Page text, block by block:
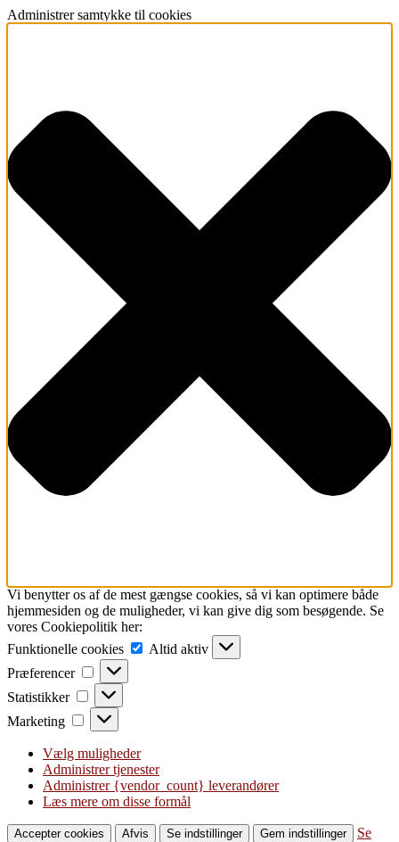
Administrer samtykke til cookies
Vi benytter os af de mest gængse cookies, så vi kan optimere både
hjemmesiden og de muligheder, vi kan give dig som besøgende. Se
vores Cookiepolitik her:
Funktionelle cookies
Funktionelle
cookies
Altid aktiv
Præferencer
Præferencer
Statistikker Statistikker
Marketing Marketing
Vælg muligheder
Administrer tjenester
Administrer {vendor_count} leverandører
Læs mere om disse formål
Accepter cookies Afvis Se indstillinger Gem indstillinger
Se